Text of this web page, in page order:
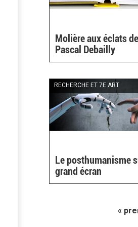
Molière aux éclats de
Pascal Debailly
RECHERCHE ET 7E ART
Le posthumanisme
grand écran
«